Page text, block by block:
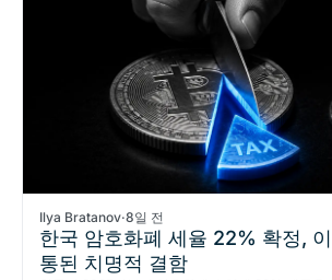
Ilya Bratanov·8일 전
한국 암호화폐 세율 22% 확정,
통된 치명적 결함